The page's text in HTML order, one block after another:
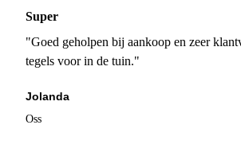
Super
"Goed geholpen bij aankoop en zeer
tegels voor in de tuin."
Jolanda
Oss